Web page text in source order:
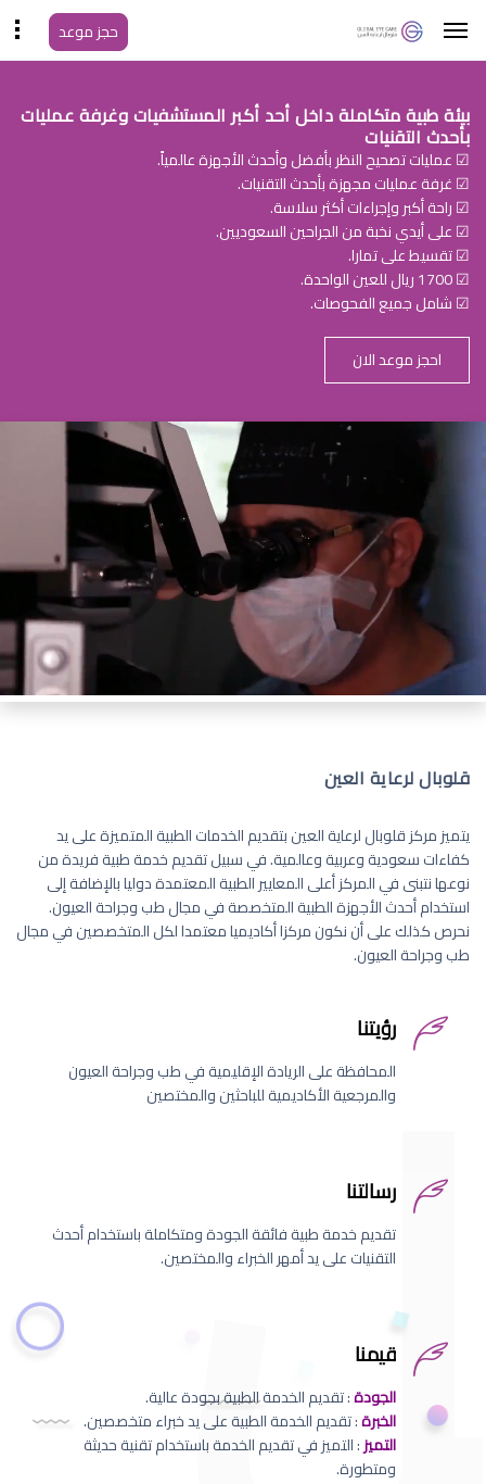
حجز موعد
بيئة طبية متكاملة داخل أحد أكبر المستشفيات وغرفة عمليات
بأحدث التقنيات
☑ عمليات تصحيح النظر بأفضل وأحدث الأجهزة عالمياً.
☑ غرفة عمليات مجهزة بأحدث التقنيات.
☑ راحة أكبر وإجراءات أكثر سلاسة.
☑ على أيدي نخبة من الجراحين السعوديين.
☑ تقسيط على تمارا.
☑ 1700 ريال للعين الواحدة.
☑ شامل جميع الفحوصات.
احجز موعد الان
قلوبال لرعاية العين
يتميز مركز قلوبال لرعاية العين بتقديم الخدمات الطبية المتميزة على يد
كفاءات سعودية وعربية وعالمية. في سبيل تقديم خدمة طبية فريدة من
نوعها نتبنى في المركز أعلى المعايير الطبية المعتمدة دوليا بالإضافة إلى
استخدام أحدث الأجهزة الطبية المتخصصة في مجال طب وجراحة العيون.
نحرص كذلك على أن نكون مركزا أكاديميا معتمدا لكل المتخصصين في مجال
طب وجراحة العيون.
رؤيتنا
المحافظة على الريادة الإقليمية في طب وجراحة العيون
والمرجعية الأكاديمية للباحثين والمختصين
رسالتنا
تقديم خدمة طبية فائقة الجودة ومتكاملة باستخدام أحدث
التقنيات على يد أمهر الخبراء والمختصين.
قيمنا
الجودة: تقديم الخدمة الطبية بجودة عالية.
الخبرة: تقديم الخدمة الطبية على يد خبراء متخصصين.
التميز: التميز في تقديم الخدمة باستخدام تقنية حديثة
ومتطورة.